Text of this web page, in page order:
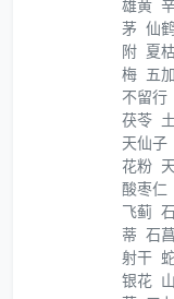
雄黄
茅 仙
附 夏
梅 五
不留行
茯苓
天仙子
花粉
酸枣仁
飞蓟
蒂 石
射干
银花